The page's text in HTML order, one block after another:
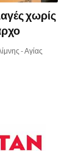
χωρίς
- Αγίας